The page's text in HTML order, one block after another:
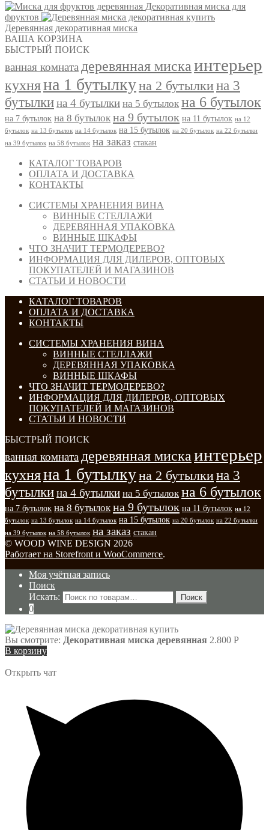
Декоративная миска для
фруктов
Деревянная декоративная миска
ВАША КОРЗИНА
БЫСТРЫЙ ПОИСК
ванная комната деревянная миска интерьер
кухняна 1 бутылкуна 2 бутылки на 3
бутылкина 4 бутылки на 5 бутылок на 6 бутылок
на 7 бутылок на 8 бутылок на 9 бутылок на 11 бутылок на 12
бутылок на 13 бутылок на 14 бутылок на 15 бутылок на 20 бутылок на 22 бутылки
на 39 бутылок на 58 бутылок на заказ стакан
КАТАЛОГ ТОВАРОВ
ОПЛАТА И ДОСТАВКА
КОНТАКТЫ
СИСТЕМЫ ХРАНЕНИЯ ВИНА
ВИННЫЕ СТЕЛЛАЖИ
ДЕРЕВЯННАЯ УПАКОВКА
ВИННЫЕ ШКАФЫ
ЧТО ЗНАЧИТ ТЕРМОДЕРЕВО?
ИНФОРМАЦИЯ ДЛЯ ДИЛЕРОВ, ОПТОВЫХ
ПОКУПАТЕЛЕЙ И МАГАЗИНОВ
СТАТЬИ И НОВОСТИ
КАТАЛОГ ТОВАРОВ
ОПЛАТА И ДОСТАВКА
КОНТАКТЫ
СИСТЕМЫ ХРАНЕНИЯ ВИНА
ВИННЫЕ СТЕЛЛАЖИ
ДЕРЕВЯННАЯ УПАКОВКА
ВИННЫЕ ШКАФЫ
ЧТО ЗНАЧИТ ТЕРМОДЕРЕВО?
ИНФОРМАЦИЯ ДЛЯ ДИЛЕРОВ, ОПТОВЫХ
ПОКУПАТЕЛЕЙ И МАГАЗИНОВ
СТАТЬИ И НОВОСТИ
БЫСТРЫЙ ПОИСК
ванная комната деревянная миска интерьер
кухняна 1 бутылкуна 2 бутылкина 3
бутылкина 4 бутылки на 5 бутылок на 6 бутылок
на 7 бутылок на 8 бутылок на 9 бутылок на 11 бутылок на 12
бутылок на 13 бутылок на 14 бутылок на 15 бутылок на 20 бутылок на 22 бутылки
на 39 бутылок на 58 бутылок на заказ стакан
© WOOD WINE DESIGN 2026
Работает на Storefront и WooCommerce.
Моя учётная запись
Поиск
Искать:
Поиск
0
Вы смотрите: Декоративная миска деревянная 2.800 Р
В корзину
Открыть чат